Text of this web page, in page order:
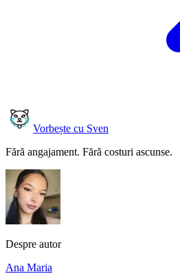
Vorbește cu Sven
Fără angajament. Fără costuri ascunse.
Despre autor
Ana Maria